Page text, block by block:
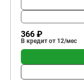
366 ₽
В кредит от 12/мес